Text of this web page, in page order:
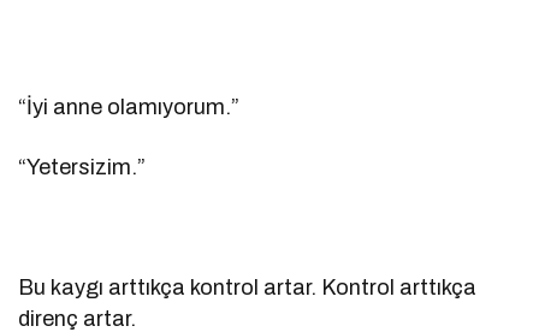
“İyi anne olamıyorum.”
“Yetersizim.”
Bu kaygı arttıkça kontrol artar. Kontrol arttıkça
direnç artar.